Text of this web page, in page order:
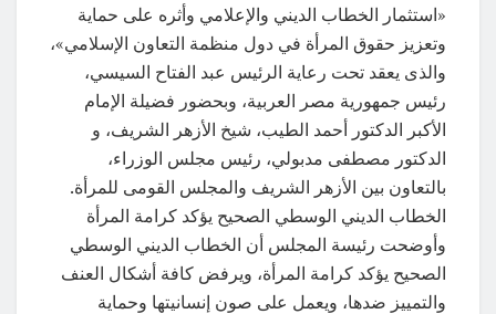
«استثمار الخطاب الديني والإعلامي وأثره على حماية
وتعزيز حقوق المرأة في دول منظمة التعاون الإسلامي»،
والذى يعقد تحت رعاية الرئيس عبد الفتاح السيسي،
رئيس جمهورية مصر العربية، وبحضور فضيلة الإمام
الأكبر الدكتور أحمد الطيب، شيخ الأزهر الشريف، و
الدكتور مصطفى مدبولي، رئيس مجلس الوزراء،
بالتعاون بين الأزهر الشريف والمجلس القومى للمرأة.
الخطاب الديني الوسطي الصحيح يؤكد كرامة المرأة
وأوضحت رئيسة المجلس أن الخطاب الديني الوسطي
الصحيح يؤكد كرامة المرأة، ويرفض كافة أشكال العنف
والتمييز ضدها، ويعمل على صون إنسانيتها وحماية